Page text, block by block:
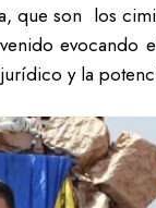
que son los
evocando
y la